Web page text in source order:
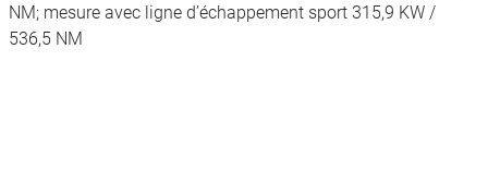
NM; mesure avec ligne d’échappement sport 315,9 KW /
536,5 NM